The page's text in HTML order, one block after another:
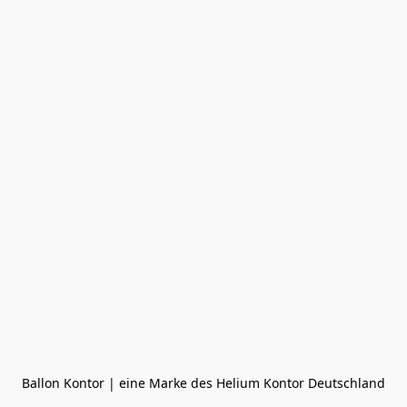
Ballon Kontor | eine Marke des Helium Kontor Deutschland